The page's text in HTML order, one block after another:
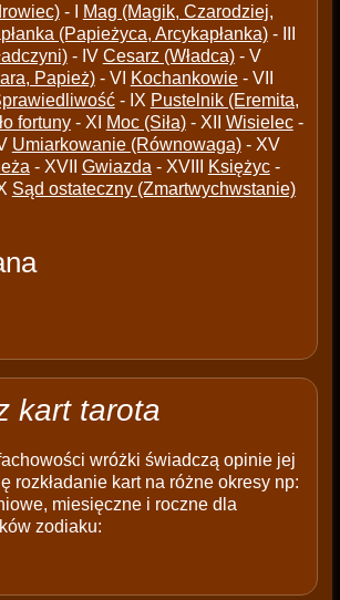
- I
Mag (Magik, Czarodziej,
(Papieżyca, Arcykapłanka)- III
- IV Cesarz (Władca)- V
Papież)- VI Kochankowie- VII
- IX Pustelnik (Eremita,
fortuny- XI Moc (Siła)- XII Wisielec-
Umiarkowanie (Równowaga)- XV
- XVII Gwiazda - XVIII Księżyc-
Sąd ostateczny (Zmartwychwstanie)
kart tarota
wróżki świadczą opinie jej
rozkładanie kart na różne okresy np:
miesięczne i roczne dla
zodiaku: